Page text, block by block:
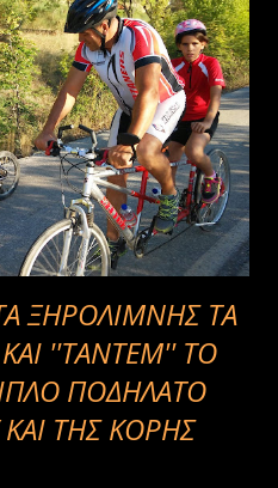
ΞΗΡΟΛΙΜΝΗΣ ΤΑ
''TANTEM'' ΤΟ
ΠΟΔΗΛΑΤΟ
ΤΗΣ ΚΟΡΗΣ